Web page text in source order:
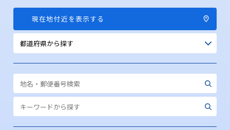
現在地付近を表示する